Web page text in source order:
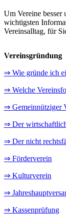
Um Vereine besser
wichtigsten
Vereinsalltag, für
Vereinsgründung
⇒ Wie gründe ich
⇒ Welche
⇒ Gemeinnütziger
⇒ Der
⇒ Der nicht
⇒ Förderverein
⇒ Kulturverein
⇒
⇒ Kassenprüfung